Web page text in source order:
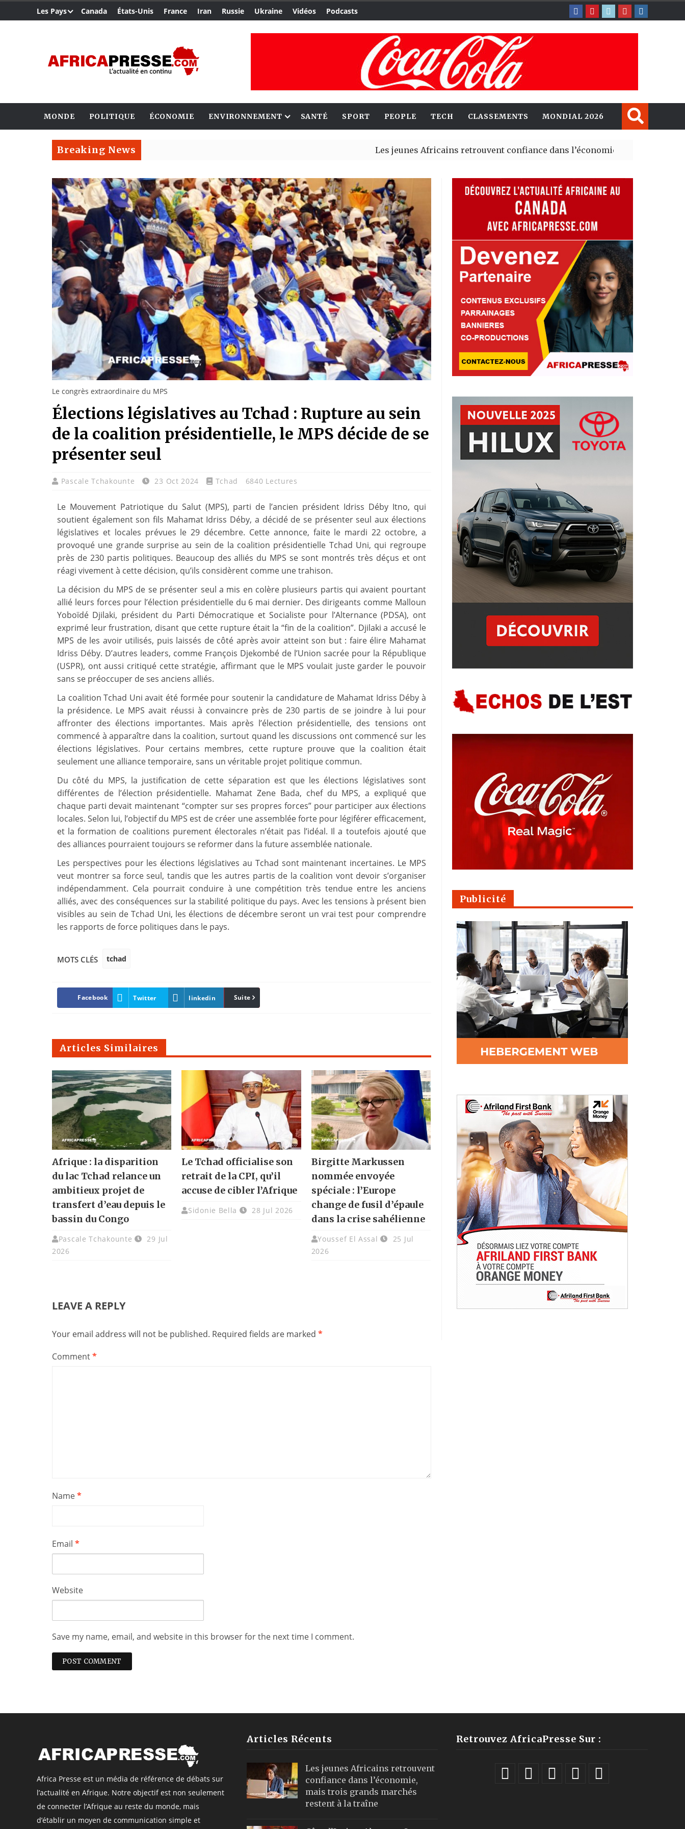
Les Pays Canada États-Unis France Iran Russie Ukraine Vidéos Podcasts
MONDE POLITIQUE ÉCONOMIE ENVIRONNEMENT SANTÉ SPORT PEOPLE TECH CLASSEMENTS MONDIAL 2026
Breaking News Les jeunes Africains retrouvent confiance dans l’économie, mais trois grands
Le congrès extraordinaire du MPS
Élections législatives au Tchad : Rupture au sein
de la coalition présidentielle, le MPS décide de se
présenter seul
Pascale Tchakounte 23 Oct 2024 Tchad 6840 Lectures
Le Mouvement Patriotique du Salut (MPS), parti de l’ancien président Idriss Déby Itno, qui
soutient également son fils Mahamat Idriss Déby, a décidé de se présenter seul aux élections
législatives et locales prévues le 29 décembre. Cette annonce, faite le mardi 22 octobre, a
provoqué une grande surprise au sein de la coalition présidentielle Tchad Uni, qui regroupe
près de 230 partis politiques. Beaucoup des alliés du MPS se sont montrés très déçus et ont
réagi vivement à cette décision, qu’ils considèrent comme une trahison.
La décision du MPS de se présenter seul a mis en colère plusieurs partis qui avaient pourtant
allié leurs forces pour l’élection présidentielle du 6 mai dernier. Des dirigeants comme Malloun
Yoboïdé Djilaki, président du Parti Démocratique et Socialiste pour l’Alternance (PDSA), ont
exprimé leur frustration, disant que cette rupture était la “fin de la coalition”. Djilaki a accusé le
MPS de les avoir utilisés, puis laissés de côté après avoir atteint son but : faire élire Mahamat
Idriss Déby. D’autres leaders, comme François Djekombé de l’Union sacrée pour la République
(USPR), ont aussi critiqué cette stratégie, affirmant que le MPS voulait juste garder le pouvoir
sans se préoccuper de ses anciens alliés.
La coalition Tchad Uni avait été formée pour soutenir la candidature de Mahamat Idriss Déby à
la présidence. Le MPS avait réussi à convaincre près de 230 partis de se joindre à lui pour
affronter des élections importantes. Mais après l’élection présidentielle, des tensions ont
commencé à apparaître dans la coalition, surtout quand les discussions ont commencé sur les
élections législatives. Pour certains membres, cette rupture prouve que la coalition était
seulement une alliance temporaire, sans un véritable projet politique commun.
Du côté du MPS, la justification de cette séparation est que les élections législatives sont
différentes de l’élection présidentielle. Mahamat Zene Bada, chef du MPS, a expliqué que
chaque parti devait maintenant “compter sur ses propres forces” pour participer aux élections
locales. Selon lui, l’objectif du MPS est de créer une assemblée forte pour légiférer efficacement,
et la formation de coalitions purement électorales n’était pas l’idéal. Il a toutefois ajouté que
des alliances pourraient toujours se reformer dans la future assemblée nationale.
Les perspectives pour les élections législatives au Tchad sont maintenant incertaines. Le MPS
veut montrer sa force seul, tandis que les autres partis de la coalition vont devoir s’organiser
indépendamment. Cela pourrait conduire à une compétition très tendue entre les anciens
alliés, avec des conséquences sur la stabilité politique du pays. Avec les tensions à présent bien
visibles au sein de Tchad Uni, les élections de décembre seront un vrai test pour comprendre
les rapports de force politiques dans le pays.
MOTS CLÉS tchad
Facebook Twitter linkedin Pinterest
Suite
Articles Similaires
Afrique : la disparition
du lac Tchad relance un
ambitieux projet de
transfert d’eau depuis le
bassin du Congo
Pascale Tchakounte
29 Jul
2026
Le Tchad officialise son
retrait de la CPI, qu’il
accuse de cibler l’Afrique
Sidonie Bella 28 Jul 2026
Birgitte Markussen
nommée envoyée
spéciale : l’Europe
change de fusil d’épaule
dans la crise sahélienne
Youssef El Assal
25 Jul
2026
LEAVE A REPLY
Your email address will not be published. Required fields are marked *
Comment*
Name*
Email *
Website
Save my name, email, and website in this browser for the next time I comment.
Publicité
Africa Presse est un média de référence de débats sur
l’actualité en Afrique. Notre objectif est non seulement
de connecter l’Afrique au reste du monde, mais
d’établir un moyen de communication simple et
Articles Récents
Les jeunes Africains retrouvent
confiance dans l’économie,
mais trois grands marchés
restent à la traîne
Retrouvez AfricaPresse Sur :